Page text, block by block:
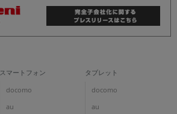
スマートフォン
docomo
au
タブレット
docomo
au